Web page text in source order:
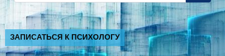
ЗАПИСАТЬСЯ К ПСИХОЛОГУ